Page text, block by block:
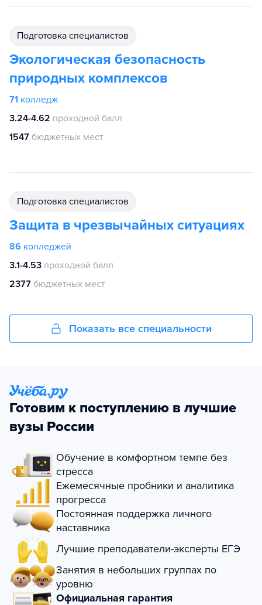
подготовка специалистов
Экологическая безопасность
природных комплексов
71 колледж
3.24-4.62 проходной балл
1547 бюджетных мест
подготовка специалистов
Защита в чрезвычайных ситуациях
86 колледжей
3.1-4.53 проходной балл
2377 бюджетных мест
Показать все специальности
Готовим к поступлению в лучшие
вузы России
Обучение в комфортном темпе без
стресса
Ежемесячные пробники и аналитика
прогресса
Постоянная поддержка личного
наставника
Лучшие преподаватели-эксперты ЕГЭ
Занятия в небольших группах по
уровню
Официальная гарантия